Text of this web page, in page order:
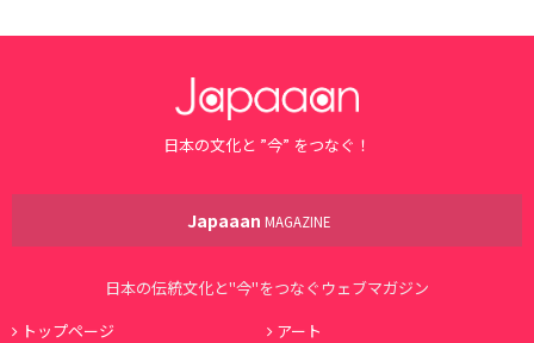
日本の文化と ”今” をつなぐ！
Japaaan MAGAZINE
日本の伝統文化と"今"をつなぐウェブマガジン
トップページ
アート